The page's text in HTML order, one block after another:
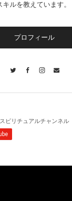
キルを教えています。
プロフィール